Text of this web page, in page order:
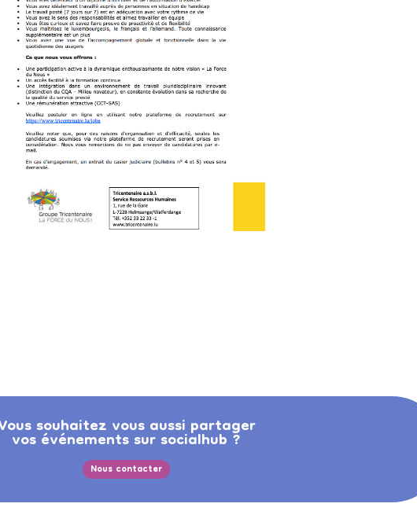
souhaitez vous aussi partager
vos événements sur socialhub ?
Nous contacter